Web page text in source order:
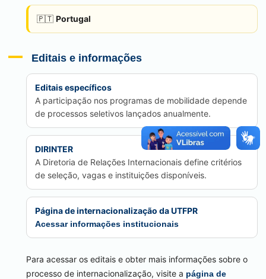
🇵🇹 Portugal
Editais e informações
Editais específicos
A participação nos programas de mobilidade depende
de processos seletivos lançados anualmente.
DIRINTER
A Diretoria de Relações Internacionais define critérios
de seleção, vagas e instituições disponíveis.
Página de internacionalização da UTFPR
Acessar informações institucionais
Para acessar os editais e obter mais informações sobre o
processo de internacionalização, visite a página de